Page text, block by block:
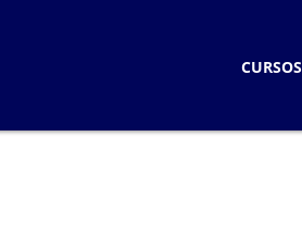
CURSOS